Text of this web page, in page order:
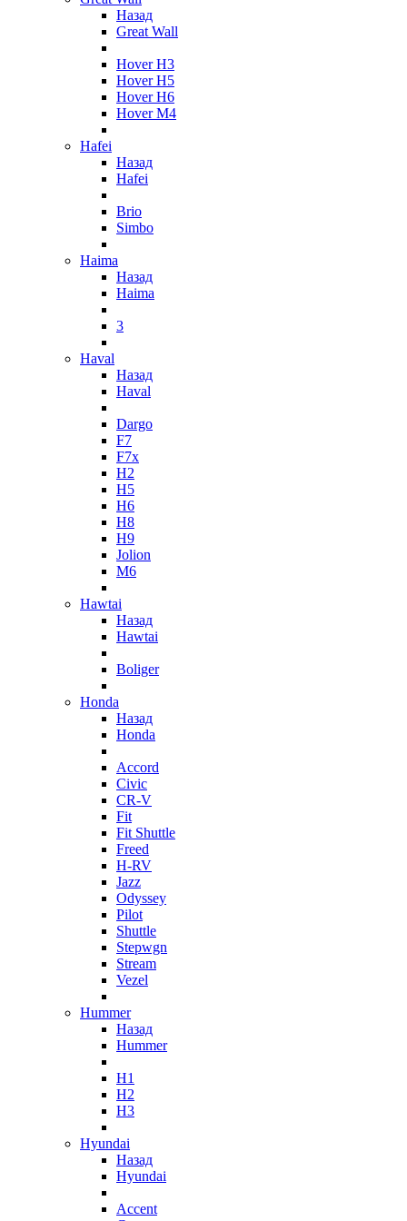
Назад
Great Wall
Hover H3
Hover H5
Hover H6
Hover M4
Hafei
Назад
Hafei
Brio
Simbo
Haima
Назад
Haima
3
Haval
Назад
Haval
Dargo
F7
F7x
H2
H5
H6
H8
H9
Jolion
M6
Hawtai
Назад
Hawtai
Boliger
Honda
Назад
Honda
Accord
Civic
CR-V
Fit
Fit Shuttle
Freed
H-RV
Jazz
Odyssey
Pilot
Shuttle
Stepwgn
Stream
Vezel
Hummer
Назад
Hummer
H1
H2
H3
Hyundai
Назад
Hyundai
Accent